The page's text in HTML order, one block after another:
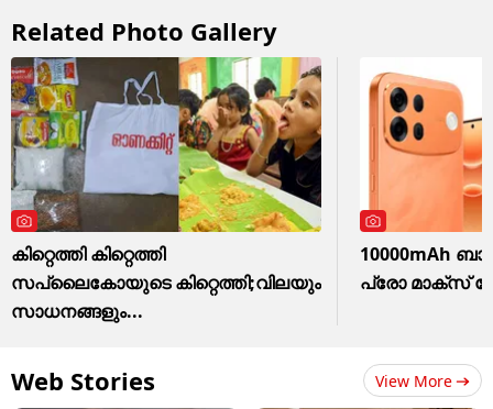
Related Photo Gallery
കിറ്റെത്തി കിറ്റെത്തി
സപ്ലൈകോയുടെ കിറ്റെത്തി;വിലയും
സാധനങ്ങളും...
10000mAh
പ്രോ മാക്സ്
Web Stories View More